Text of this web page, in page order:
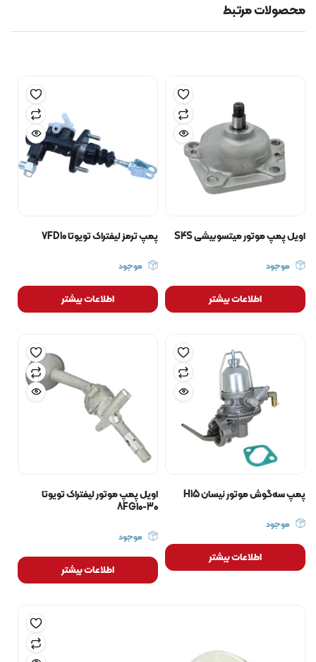
محصولات مرتبط
اویل پمپ موتور میتسوبیشی S4S
موجود
اطلاعات بیشتر
پمپ ترمز لیفتراک تویوتا 7FD10
موجود
اطلاعات بیشتر
پمپ سه‌گوش موتور نیسان H15
موجود
اطلاعات بیشتر
اویل پمپ موتور لیفتراک تویوتا
8FG10-30
موجود
اطلاعات بیشتر